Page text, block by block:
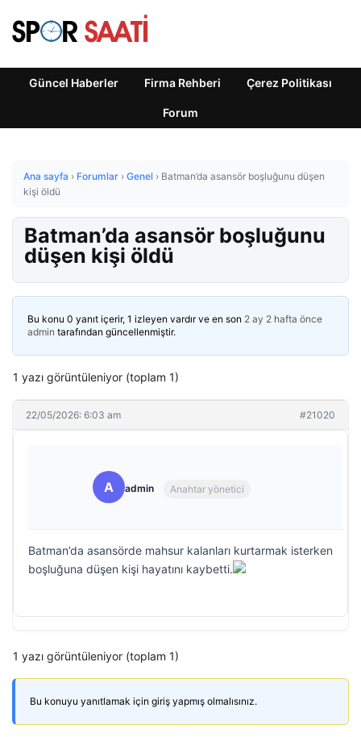
Güncel Haberler Firma Rehberi Çerez Politikası
Forum
Ana sayfa › Forumlar › Genel › Batman’da asansör boşluğunu düşen
kişi öldü
Batman’da asansör boşluğunu
düşen kişi öldü
Bu konu 0 yanıt içerir, 1 izleyen vardır ve en son 2 ay 2 hafta önce
admin tarafından güncellenmiştir.
1 yazı görüntüleniyor (toplam 1)
22/05/2026: 6:03 am #21020
A admin Anahtar yönetici
Batman’da asansörde mahsur kalanları kurtarmak isterken
boşluğuna düşen kişi hayatını kaybetti.
1 yazı görüntüleniyor (toplam 1)
Bu konuyu yanıtlamak için giriş yapmış olmalısınız.